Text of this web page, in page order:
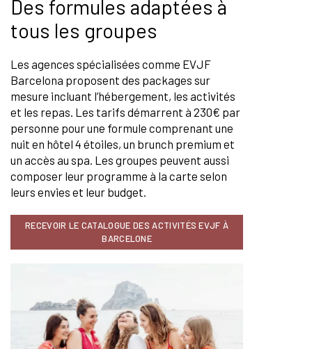
Des formules adaptées à
tous les groupes
Les agences spécialisées comme EVJF
Barcelona proposent des packages sur
mesure incluant l’hébergement, les activités
et les repas. Les tarifs démarrent à 230€ par
personne pour une formule comprenant une
nuit en hôtel 4 étoiles, un brunch premium et
un accès au spa. Les groupes peuvent aussi
composer leur programme à la carte selon
leurs envies et leur budget.
RECEVOIR LE CATALOGUE DES ACTIVITÉS EVJF À
BARCELONE